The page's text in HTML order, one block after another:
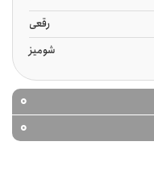
رقعی
شومیز
0
0